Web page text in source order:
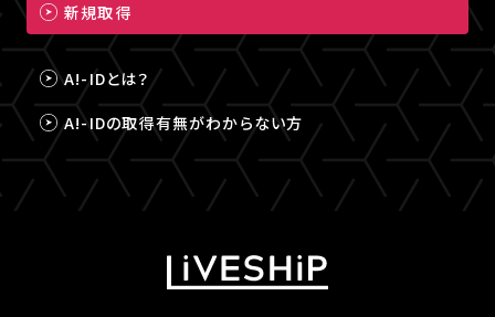
新規取得
A!-IDとは？
A!-IDの取得有無がわからない方